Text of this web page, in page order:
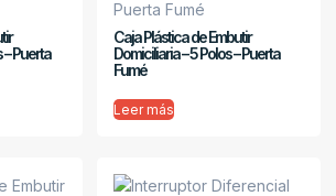
– Puerta
Caja Plástica de Embutir
Domiciliaria – 5 Polos – Puerta
Fumé
Leer más